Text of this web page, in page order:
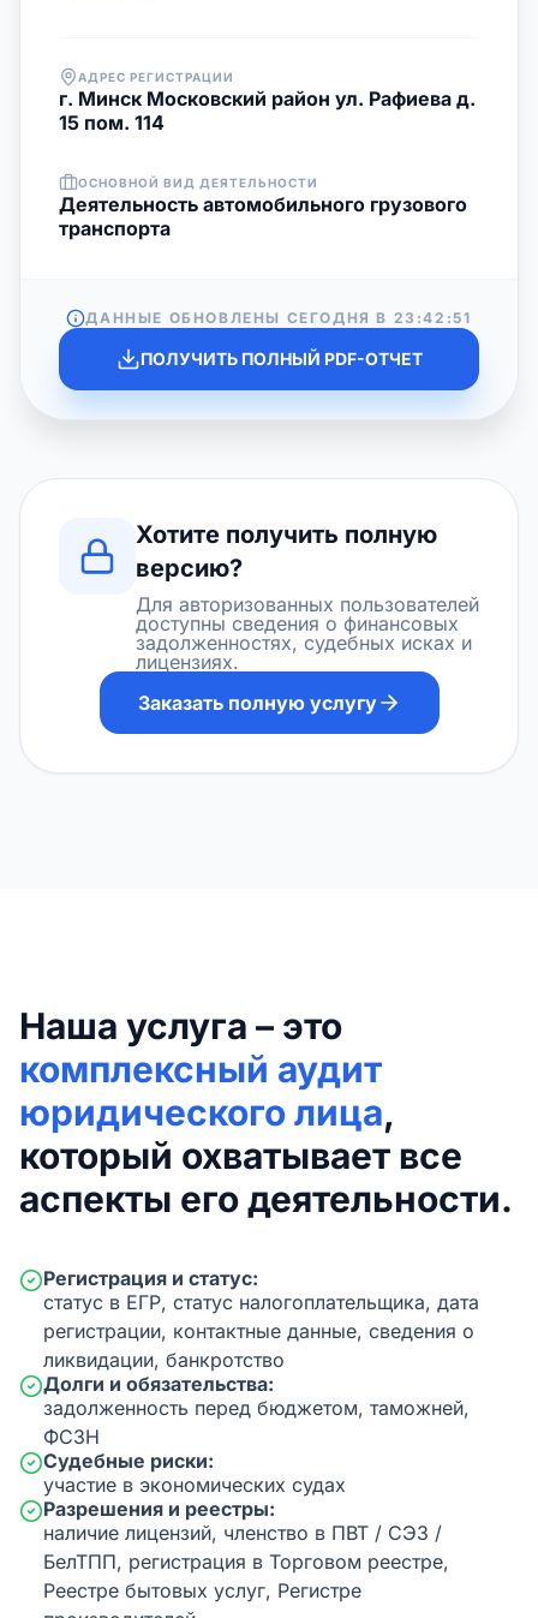
АДРЕС РЕГИСТРАЦИИ
г. Минск Московский район ул. Рафиева д.
15 пом. 114
ОСНОВНОЙ ВИД ДЕЯТЕЛЬНОСТИ
Деятельность автомобильного грузового
транспорта
ДАННЫЕ ОБНОВЛЕНЫ СЕГОДНЯ В 23:42:51
ПОЛУЧИТЬ ПОЛНЫЙ PDF-ОТЧЕТ
Хотите получить полную
версию?
Для авторизованных пользователей
доступны сведения о финансовых
задолженностях, судебных исках и
лицензиях.
Заказать полную услугу
Наша услуга – это
комплексный аудит
юридического лица,
который охватывает все
аспекты его деятельности.
Регистрация и статус:
статус в ЕГР, статус налогоплательщика, дата
регистрации, контактные данные, сведения о
ликвидации, банкротство
Долги и обязательства:
задолженность перед бюджетом, таможней,
ФСЗН
Судебные риски:
участие в экономических судах
Разрешения и реестры:
наличие лицензий, членство в ПВТ / СЭЗ /
БелТПП, регистрация в Торговом реестре,
Реестре бытовых услуг, Регистре